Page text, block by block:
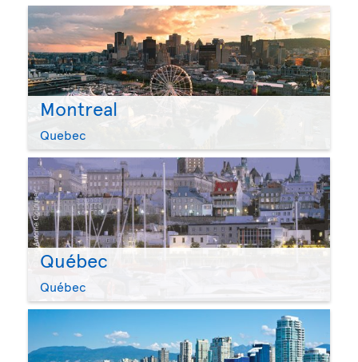
Montreal
Quebec
Québec
Québec